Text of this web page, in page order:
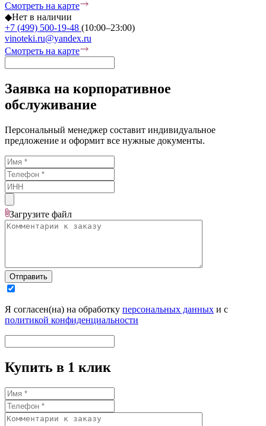
Смотреть на карте
◆Нет в наличии
+7 (499) 500-19-48 (10:00–23:00)
vinoteki.ru@yandex.ru
Смотреть на карте
Заявка на корпоративное
обслуживание
Персональный менеджер составит индивидуальное
предложение и оформит все нужные документы.
Загрузите файл
Отправить
Я согласен(на) на обработку персональных данных и с
политикой конфиденциальности
Купить в 1 клик